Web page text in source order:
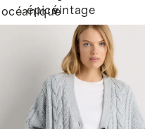
océanique
épicévintage